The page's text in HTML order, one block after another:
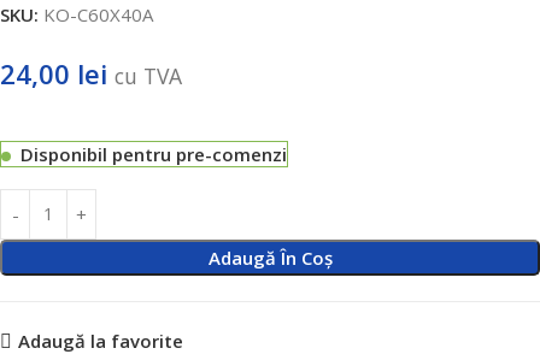
SKU: KO-C60X40A
24,00 lei cu TVA
Disponibil pentru pre-comenzi
Adaugă În Coș
Adaugă la favorite